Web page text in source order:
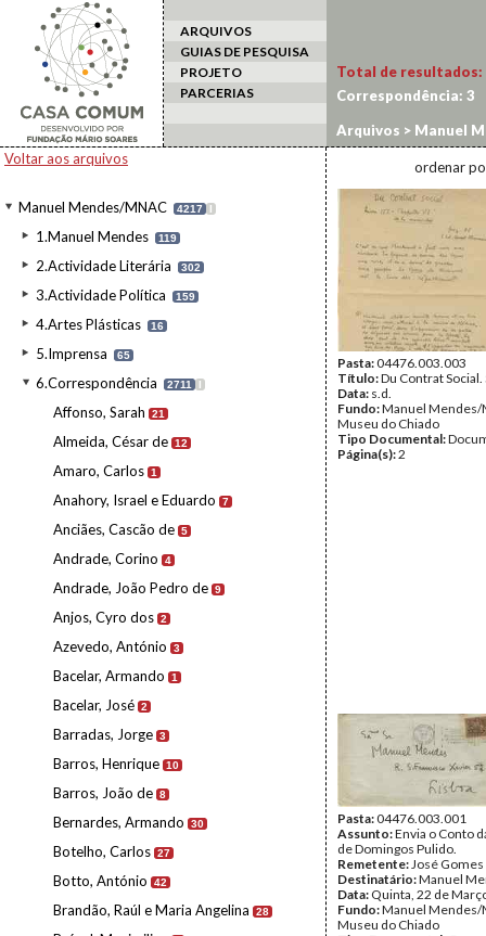
ARQUIVOS
GUIAS DE PESQUISA
PROJETO
PARCERIAS
Voltar aos arquivos
Manuel Mendes/MNAC 4217 I
1.Manuel Mendes 119
2.Actividade Literária 302
3.Actividade Política 159
4.Artes Plásticas 16
5.Imprensa 65
6.Correspondência 2711 I
Affonso, Sarah 21
Almeida, César de 12
Amaro, Carlos 1
Anahory, Israel e Eduardo 7
Anciães, Cascão de 5
Andrade, Corino 4
Andrade, João Pedro de 9
Anjos, Cyro dos 2
Azevedo, António 3
Bacelar, Armando 1
Bacelar, José 2
Barradas, Jorge 3
Barros, Henrique 10
Barros, João de 8
Bernardes, Armando 30
Botelho, Carlos 27
Botto, António 42
Brandão, Raúl e Maria Angelina 28
Total de resultados:
Correspondência: 3
Arquivos > Manuel
ordenar
Pasta:04476.003.003
Título:Du Contrat Social.
Data: s.d.
Fundo:Manuel Mendes/
Museu do Chiado
Tipo Documental:
Página(s):2
Pasta:04476.003.001
Assunto:Envia o Conto
de Domingos Pulido.
Remetente:José
Destinatário:Manuel
Data: Quinta, 22 de
Fundo:Manuel Mendes/
Museu do Chiado